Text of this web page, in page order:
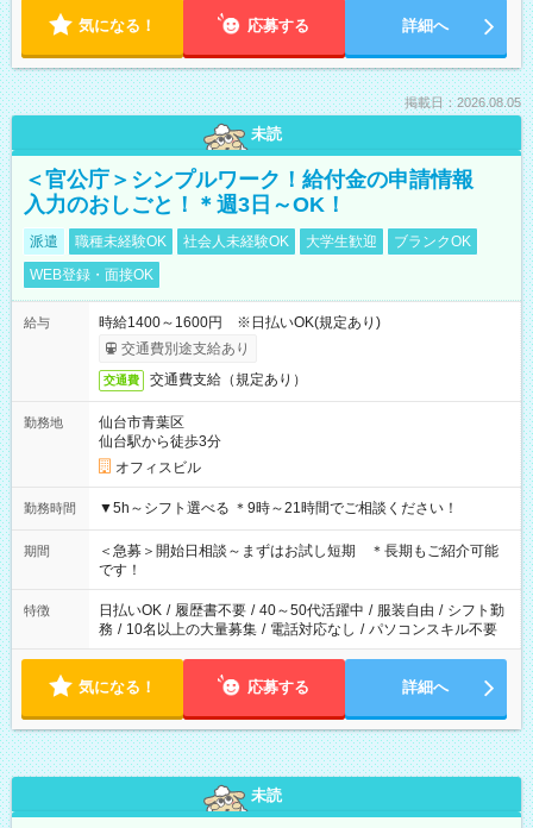
気になる！ 応募する 詳細へ
掲載日：2026.08.05
未読
＜官公庁＞シンプルワーク！給付金の申請情報
入力のおしごと！＊週3日～OK！
派遣 職種未経験OK 社会人未経験OK 大学生歓迎
ブランクOK
WEB登録・面接OK
給与
時給1400～1600円 ※日払いOK(規定あり)
交通費別途支給あり
交通費 交通費支給（規定あり）
勤務地
仙台市青葉区
仙台駅から徒歩3分
オフィスビル
勤務時間 ▼5h～シフト選べる ＊9時～21時間でご相談ください！
期間
＜急募＞開始日相談～まずはお試し短期 ＊長期もご紹介可能
です！
特徴 日払いOK / 履歴書不要 / 40～50代活躍中 / 服装自由 / シフト勤
務 / 10名以上の大量募集 / 電話対応なし / パソコンスキル不要
気になる！ 応募する 詳細へ
未読